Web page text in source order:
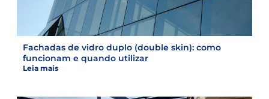
Fachadas de vidro duplo (double skin): como
funcionam e quando utilizar
Leia mais